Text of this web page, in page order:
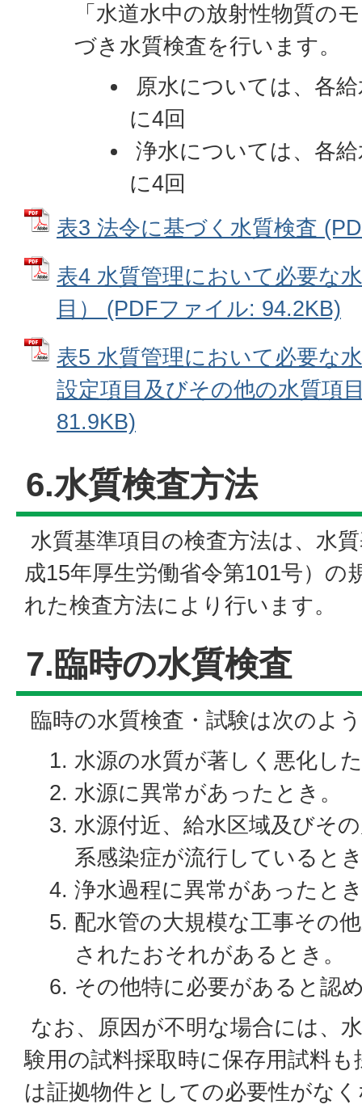
「水道水中の放射性物質の
づき水質検査を行います。
原水については、各
に4回
浄水については、各
に4回
表3 法令に基づく水質検査
表4 水質管理において必要な
目） (PDFファイル: 94.2KB)
表5 水質管理において必要な
設定項目及びその他の水質項
81.9KB)
6.水質検査方法
水質基準項目の検査方法は、水
成15年厚生労働省令第101号）の
れた検査方法により行います。
7.臨時の水質検査
臨時の水質検査・試験は次のよ
水源の水質が著しく悪化し
水源に異常があったとき。
水源付近、給水区域及びそ
系感染症が流行していると
浄水過程に異常があったと
配水管の大規模な工事その
されたおそれがあるとき。
その他特に必要があると認
なお、原因が不明な場合には、
験用の試料採取時に保存用試料
は証拠物件としての必要性がな